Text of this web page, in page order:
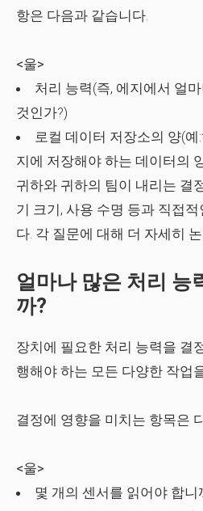
항은 다음과 같습니다.
<울>
처리 능력(즉, 에지에서 얼
것인가?)
로컬 데이터 저장소의 양(
지에 저장해야 하는 데이터의
귀하와 귀하의 팀이 내리는 결
기 크기, 사용 수명 등과 직접
다. 각 질문에 대해 더 자세히
얼마나 많은 처리 능
까?
장치에 필요한 처리 능력을 결
행해야 하는 모든 다양한 작업
결정에 영향을 미치는 항목은
<울>
몇 개의 센서를 읽어야 합